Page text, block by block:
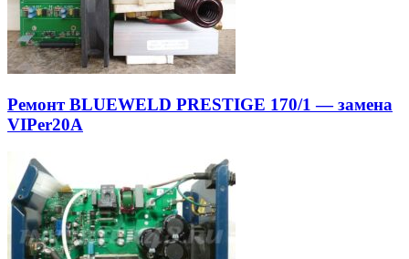
Ремонт BLUEWELD PRESTIGE 170/1 — замена
VIPer20A